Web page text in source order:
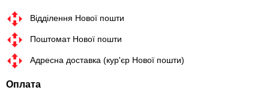
Відділення Нової пошти
Поштомат Нової пошти
Адресна доставка (кур'єр Нової пошти)
Оплата